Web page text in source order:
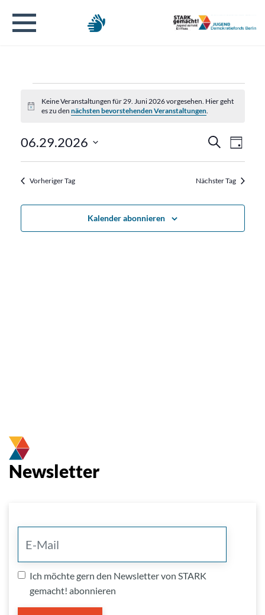
Veranstaltungen
29.
Juni
2026
Hinweis
Keine Veranstaltungen für 29. Juni 2026 vorgesehen. Hier geht
es zu dennächsten bevorstehenden Veranstaltungen.
Suche
und
Suche
Tag
06.29.2026
Datum
Vorheriger Tag Nächster Tag
Kalender abonnieren
Newsletter
Ich möchte gern den Newsletter von STARK
gemacht! abonnieren